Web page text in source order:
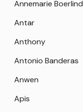
Annemarie Boerlind
Antar
Anthony
Antonio Banderas
Anwen
Apis